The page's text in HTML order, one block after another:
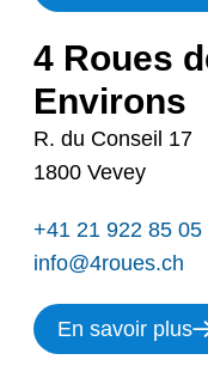
4 Roues
Environs
R. du Conseil 17
1800 Vevey
+41 21 922 85 05
info@4roues.ch
En savoir plus